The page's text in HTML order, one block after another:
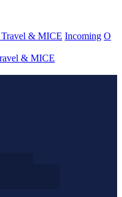
Travel & MICE Incoming О
& MICE